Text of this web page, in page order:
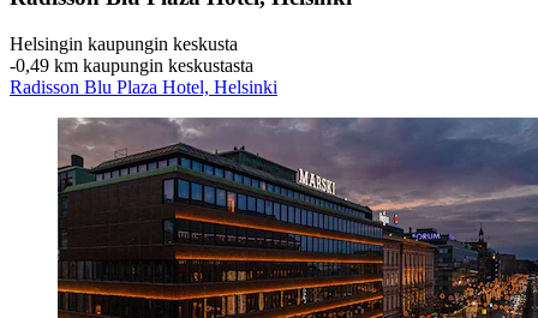
Helsingin kaupungin keskusta
‐0,49 km kaupungin keskustasta
Radisson Blu Plaza Hotel, Helsinki